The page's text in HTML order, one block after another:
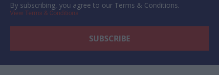
By subscribing, you agree to our Terms & Conditions.
View Terms & Conditions